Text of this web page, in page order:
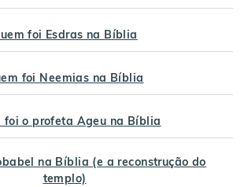
foi Esdras na Bíblia
foi Neemias na Bíblia
foi o profeta Ageu na Bíblia
na Bíblia (e a reconstrução do
templo)